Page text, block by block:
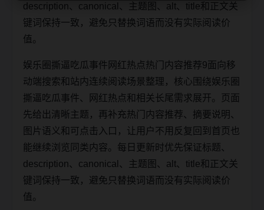
description、canonical、主题图、alt、title和正文关
键词保持一致，避免只替换词语而没有实际阅读价
值。
娱乐圈撕逼吃瓜事件网红热点热门内容推荐9面向移
动端搜索和站内连续阅读场景整理，核心围绕娱乐圈
撕逼吃瓜事件、网红热点和相关长尾需求展开。页面
先给出清晰主题，再补充热门内容推荐、摘要说明、
图片语义和可点击入口，让用户不用反复回到首页也
能继续浏览同类内容。每日更新时优先保证标题、
description、canonical、主题图、alt、title和正文关
键词保持一致，避免只替换词语而没有实际阅读价
值。